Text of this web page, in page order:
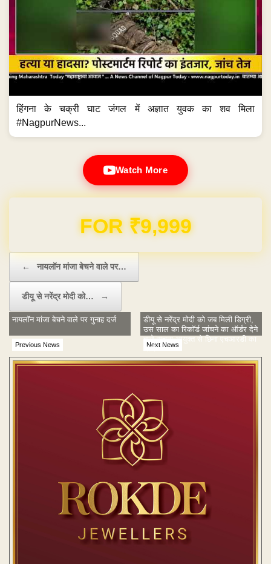
हिंगना के चक्री घाट जंगल में अज्ञात युवक का शव मिला
#NagpurNews...
Watch More
Domain & Hosting FREE for 1 Year
← नायलॉन मांजा बेचने वाले पर…
डीयू से नरेंद्र मोदी को… →
Previous News
नायलॉन मांजा बेचने वाले पर गुनाह दर्ज
Next News
डीयू से नरेंद्र मोदी को जब मिली डिग्री,
उस साल का रिकॉर्ड जांचने का ऑर्डर देने
वाले सूचना आयुक्त से छिना एचआरडी का
चार्ज